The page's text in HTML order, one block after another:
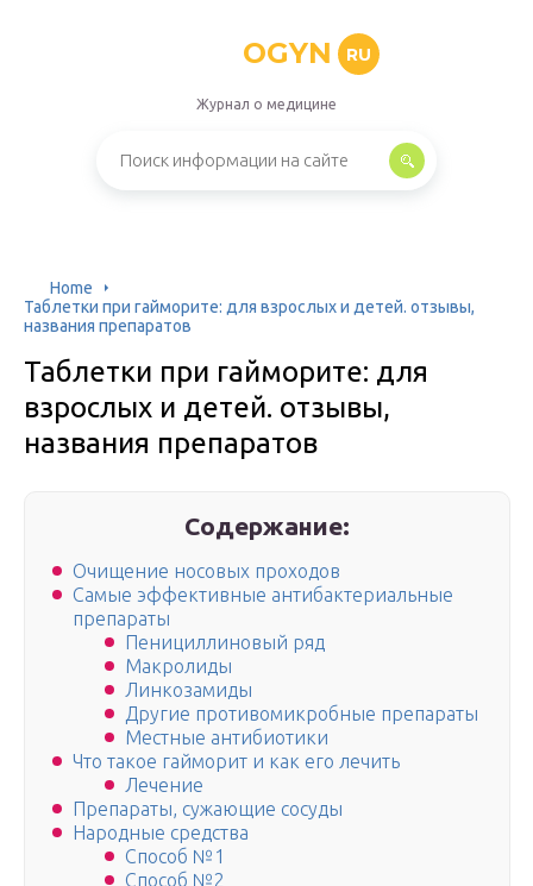
OGYN RU
Журнал о медицине
Home
Таблетки при гайморите: для взрослых и детей. отзывы,
названия препаратов
Таблетки при гайморите: для
взрослых и детей. отзывы,
названия препаратов
Содержание:
Очищение носовых проходов
Самые эффективные антибактериальные
препараты
Пенициллиновый ряд
Макролиды
Линкозамиды
Другие противомикробные препараты
Местные антибиотики
Что такое гайморит и как его лечить
Лечение
Препараты, сужающие сосуды
Народные средства
Способ №1
Способ №2